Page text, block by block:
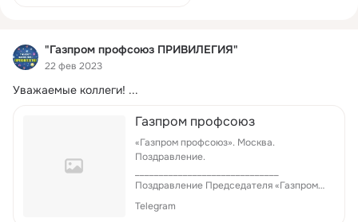
развивается Программа
лояльности, о предложениях
новых партнеров, об
профсоюза акциях, отвечать
участников Программы.
Читайте в первом выпуске:
📃 Что такое «Газпром
профсоюз ПРИВИЛЕГИЯ»? 📃
Мобильное приложение
"Газпром профсоюз ПРИВИЛЕГИЯ"
22 фев 2023
Уважаемые коллеги! ...
Газпром профсоюз
«Газпром профсоюз». Москва.
Поздравление.
Поздравление Председателя «Газпром
профсоюза» В.Н. Ковальчука
посвященное Дню защитника Отечества.
Telegram